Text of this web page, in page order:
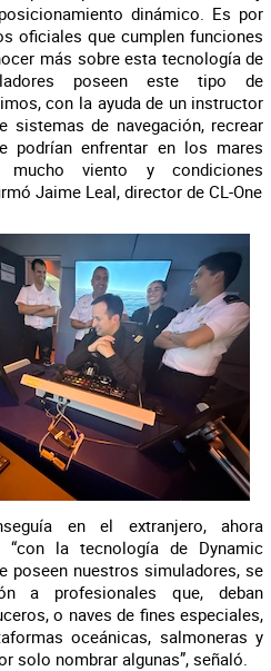
dinámico. Es por
oficiales que cumplen funciones
más sobre esta tecnología de
poseen este tipo de
con la ayuda de un instructor
sistemas de navegación, recrear
podrían enfrentar en los mares
viento y condiciones
Jaime Leal, director de CL-One
en el extranjero, ahora
la tecnología de Dynamic
poseen nuestros simuladores, se
a profesionales que, deban
o naves de fines especiales,
oceánicas, salmoneras y
solo nombrar algunas”, señaló.